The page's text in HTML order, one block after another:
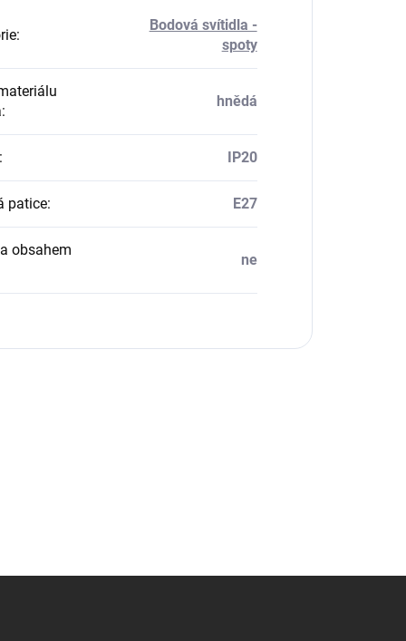
:
Bodová svítidla -
spoty
:
hnědá
IP20
patice: E27
obsahem
ne